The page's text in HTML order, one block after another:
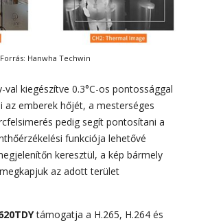
Forrás: Hanwha Techwin
val kiegészítve 0.3°C-os pontossággal
az emberek hőjét, a mesterséges
pedig segít pontosítani a
funkciója lehetővé
keresztül, a kép bármely
az adott terület
támogatja a H.265, H.264 és